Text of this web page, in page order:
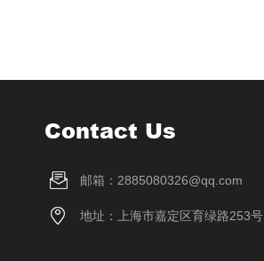
Contact Us
邮箱：2885080326@qq.com
地址：上海市嘉定区育绿路253号